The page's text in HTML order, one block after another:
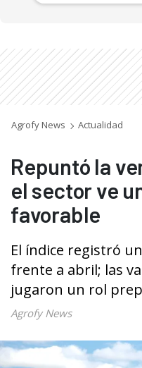
Agrofy News Actualidad
Repuntó la
el sector ve
favorable
El índice registró
frente a abril; las
jugaron un rol
Agrofy News